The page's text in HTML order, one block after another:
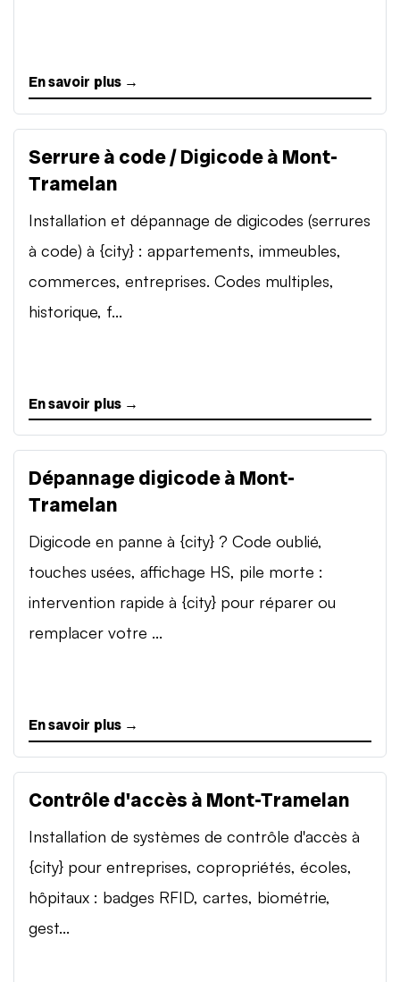
En savoir plus →
Serrure à code / Digicode à Mont-
Tramelan
Installation et dépannage de digicodes (serrures
à code) à {city} : appartements, immeubles,
commerces, entreprises. Codes multiples,
historique, f...
En savoir plus →
Dépannage digicode à Mont-
Tramelan
Digicode en panne à {city} ? Code oublié,
touches usées, affichage HS, pile morte :
intervention rapide à {city} pour réparer ou
remplacer votre ...
En savoir plus →
Contrôle d'accès à Mont-Tramelan
Installation de systèmes de contrôle d'accès à
{city} pour entreprises, copropriétés, écoles,
hôpitaux : badges RFID, cartes, biométrie,
gest...